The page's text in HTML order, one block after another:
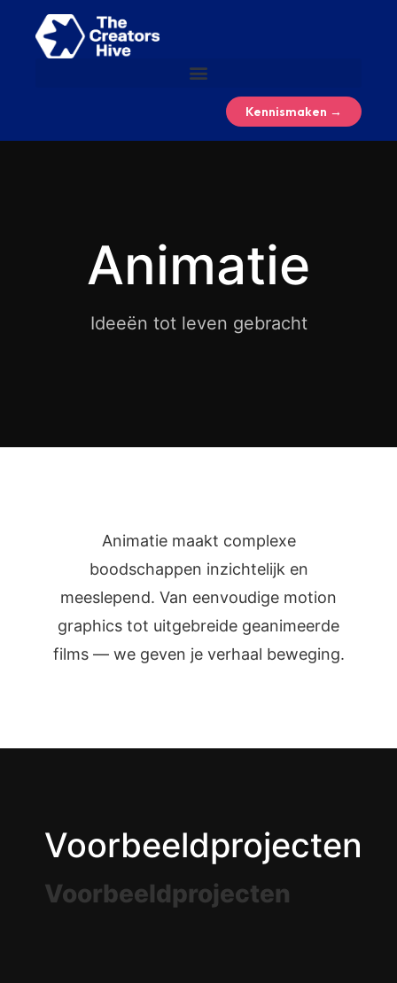
Kennismaken →
Animatie
Ideeën tot leven gebracht
Animatie maakt complexe
boodschappen inzichtelijk en
meeslepend. Van eenvoudige motion
graphics tot uitgebreide geanimeerde
films — we geven je verhaal beweging.
Voorbeeldprojecten
Voorbeeldprojecten